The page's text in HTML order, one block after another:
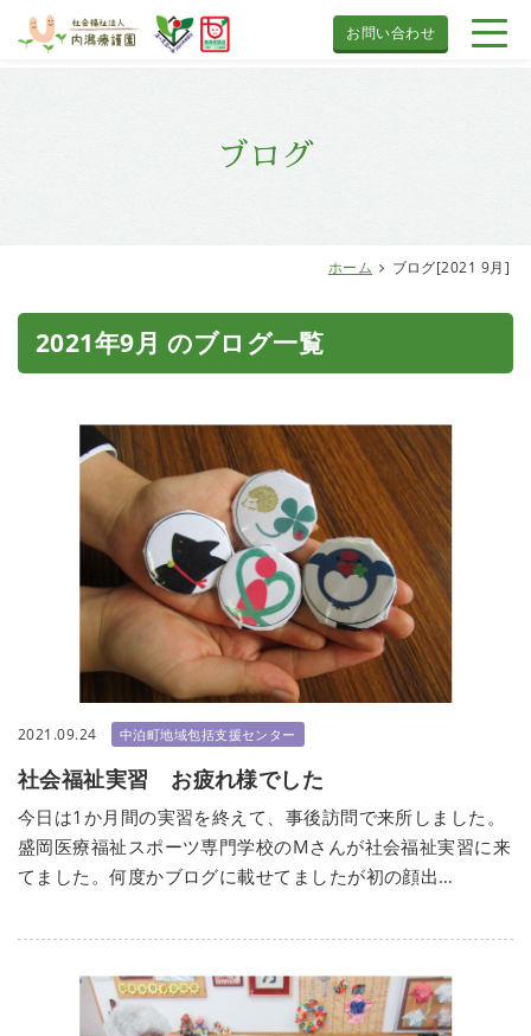
お問い合わせ
ブログ
ホーム ブログ[2021 9月]
2021年9月 のブログ一覧
2021.09.24 中泊町地域包括支援センター
社会福祉実習 お疲れ様でした
今日は1か月間の実習を終えて、事後訪問で来所しました。
盛岡医療福祉スポーツ専門学校のMさんが社会福祉実習に来
てました。何度かブログに載せてましたが初の顔出…